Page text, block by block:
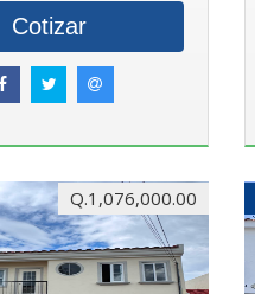
Cotizar
Q.1,076,000.00